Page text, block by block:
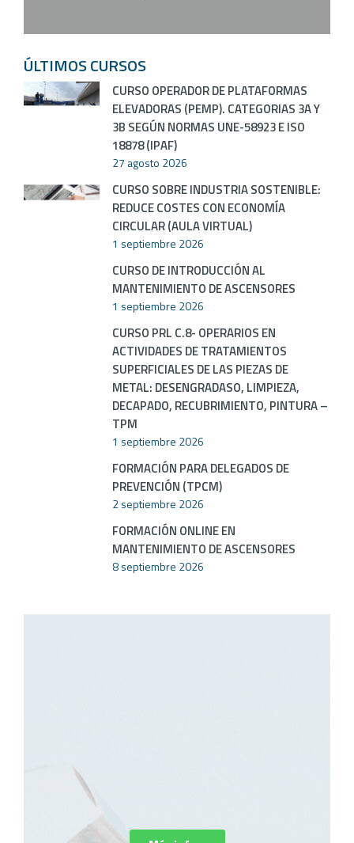
ÚLTIMOS CURSOS
CURSO OPERADOR DE PLATAFORMAS
ELEVADORAS (PEMP). CATEGORIAS 3A Y
3B SEGÚN NORMAS UNE-58923 E ISO
18878 (IPAF)
27 agosto 2026
CURSO SOBRE INDUSTRIA SOSTENIBLE:
REDUCE COSTES CON ECONOMÍA
CIRCULAR (AULA VIRTUAL)
1 septiembre 2026
CURSO DE INTRODUCCIÓN AL
MANTENIMIENTO DE ASCENSORES
1 septiembre 2026
CURSO PRL C.8- OPERARIOS EN
ACTIVIDADES DE TRATAMIENTOS
SUPERFICIALES DE LAS PIEZAS DE
METAL: DESENGRADASO, LIMPIEZA,
DECAPADO, RECUBRIMIENTO, PINTURA –
TPM
1 septiembre 2026
FORMACIÓN PARA DELEGADOS DE
PREVENCIÓN (TPCM)
2 septiembre 2026
FORMACIÓN ONLINE EN
MANTENIMIENTO DE ASCENSORES
8 septiembre 2026